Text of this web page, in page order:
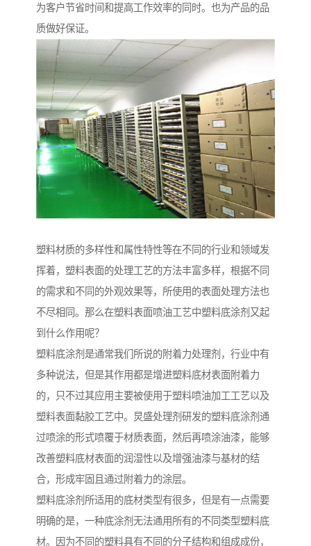
为客户节省时间和提高工作效率的同时。也为产品的品
质做好保证。
塑料材质的多样性和属性特性等在不同的行业和领域发
挥着，塑料表面的处理工艺的方法丰富多样，根据不同
的需求和不同的外观效果等，所使用的表面处理方法也
不尽相同。那么在塑料表面喷油工艺中塑料底涂剂又起
到什么作用呢？
塑料底涂剂是通常我们所说的附着力处理剂，行业中有
多种说法，但是其作用都是增进塑料底材表面附着力
的，只不过其应用主要被使用于塑料喷油加工工艺以及
塑料表面黏胶工艺中。炅盛处理剂研发的塑料底涂剂通
过喷涂的形式喷覆于材质表面，然后再喷涂油漆，能够
改善塑料底材表面的润湿性以及增强油漆与基材的结
合，形成牢固且通过附着力的涂层。
塑料底涂剂所适用的底材类型有很多，但是有一点需要
明确的是，一种底涂剂无法通用所有的不同类型塑料底
材。因为不同的塑料具有不同的分子结构和组成成份，